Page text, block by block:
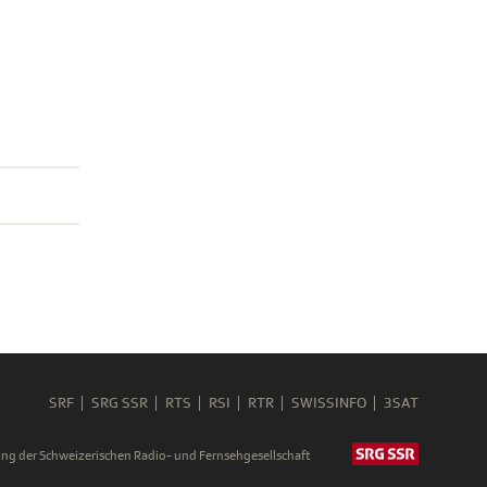
SRF SRG SSR RTS RSI RTR SWISSINFO 3SAT
der Schweizerischen Radio- und Fernsehgesellschaft